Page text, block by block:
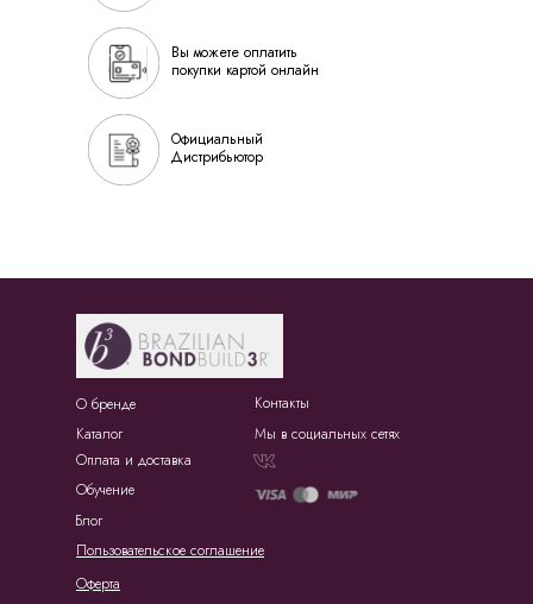
Официальный
Дистрибьютор
Вы можете оплатить
покупки картой онлайн
О бренде
Каталог
Оплата и доставка
Обучение
Блог
Пользовательское соглашение
Оферта
Контакты
Мы в социальных сетях